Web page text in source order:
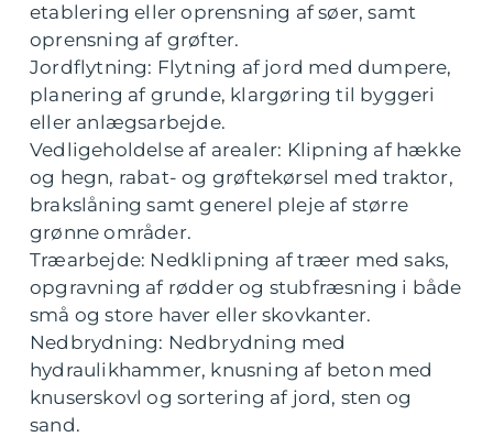
etablering eller oprensning af søer, samt
oprensning af grøfter.
Jordflytning: Flytning af jord med dumpere,
planering af grunde, klargøring til byggeri
eller anlægsarbejde.
Vedligeholdelse af arealer: Klipning af hække
og hegn, rabat- og grøftekørsel med traktor,
brakslåning samt generel pleje af større
grønne områder.
Træarbejde: Nedklipning af træer med saks,
opgravning af rødder og stubfræsning i både
små og store haver eller skovkanter.
Nedbrydning: Nedbrydning med
hydraulikhammer, knusning af beton med
knuserskovl og sortering af jord, sten og
sand.